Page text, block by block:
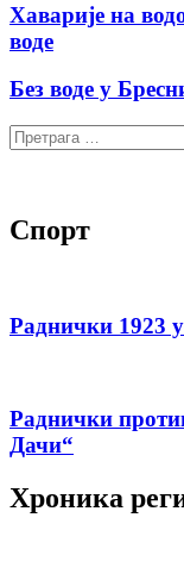
Хаварије на
воде
Без воде у
Претрага
за:
Спорт
Раднички 1923
Раднички
Дачи“
Хроника